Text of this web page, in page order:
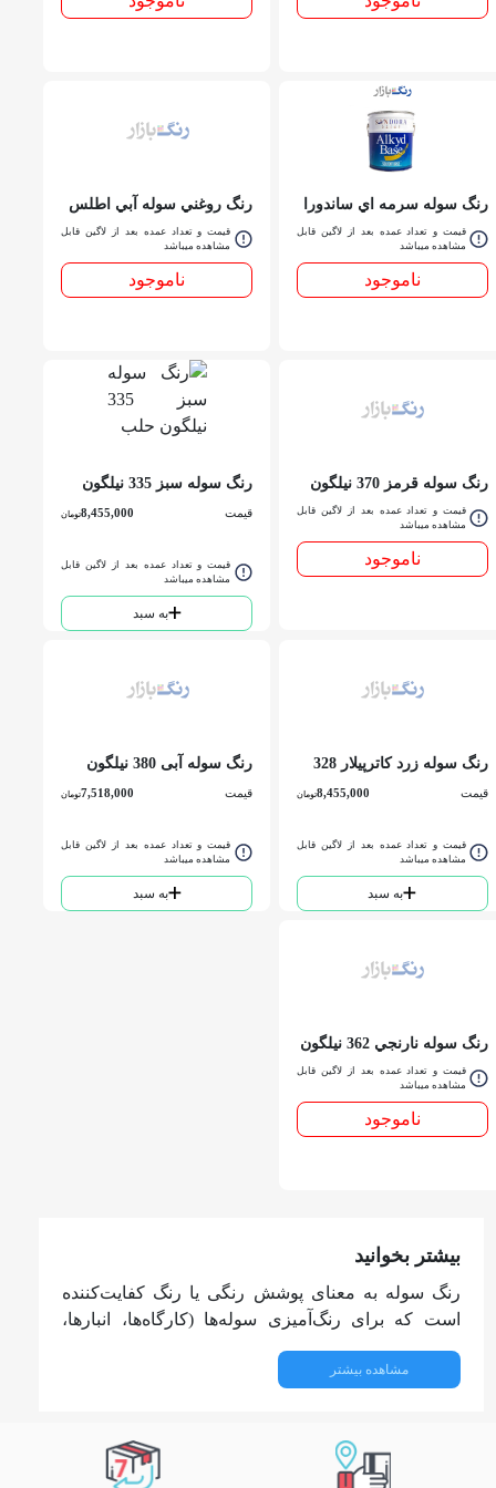
رنگ سوله سرمه اي ساندورا
قیمت و تعداد عمده بعد از لاگین قابل
مشاهده میباشد
ناموجود
رنگ روغني سوله آبي اطلس
حلبقیمت و تعداد عمده بعد از لاگین قابل
مشاهده میباشد
ناموجود
رنگ سوله قرمز 370 نيلگون
حلبقیمت و تعداد عمده بعد از لاگین قابل
مشاهده میباشد
ناموجود
رنگ سوله سبز 335 نیلگون
قیمت 8,455,000تومان
قیمت و تعداد عمده بعد از لاگین قابل
مشاهده میباشد
به سبد
رنگ سوله زرد كاترپيلار 328
قیمت 8,455,000تومان
قیمت و تعداد عمده بعد از لاگین قابل
مشاهده میباشد
به سبد
رنگ سوله آبی 380 نيلگون
قیمت 7,518,000تومان
قیمت و تعداد عمده بعد از لاگین قابل
مشاهده میباشد
به سبد
رنگ سوله نارنجي 362 نيلگون
حلبقیمت و تعداد عمده بعد از لاگین قابل
مشاهده میباشد
ناموجود
بیشتر بخوانید
رنگ سوله به معنای پوشش رنگی یا رنگ کفایت‌کننده
است که برای رنگ‌آمیزی سوله‌ها (کارگاه‌ها، انبارها،
معمولی در چند نکته است:
خورشید و مواد شیمیایی دارد.
انعطاف‌پذیری و چسبندگی بالا: برای سطوح فلزی،
مشاهده بیشتر